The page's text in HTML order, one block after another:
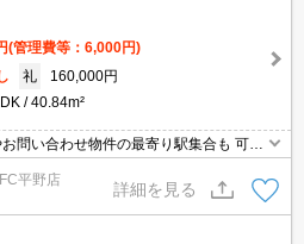
(管理費等：6,000円)
礼
160,000円
40.84m²
問い合わせ物件の最寄り駅集合も 可能
配な方は、当店ではクレジット決済が可
屋探し頂けますよ♪
平野店
詳細を見る